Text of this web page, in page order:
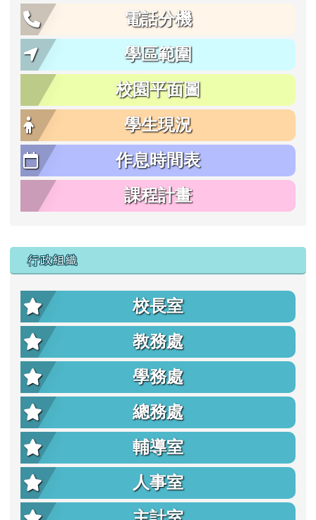
電話分機
學區範圍
校園平面圖
學生現況
作息時間表
課程計畫
行政組織
校長室
教務處
學務處
總務處
輔導室
人事室